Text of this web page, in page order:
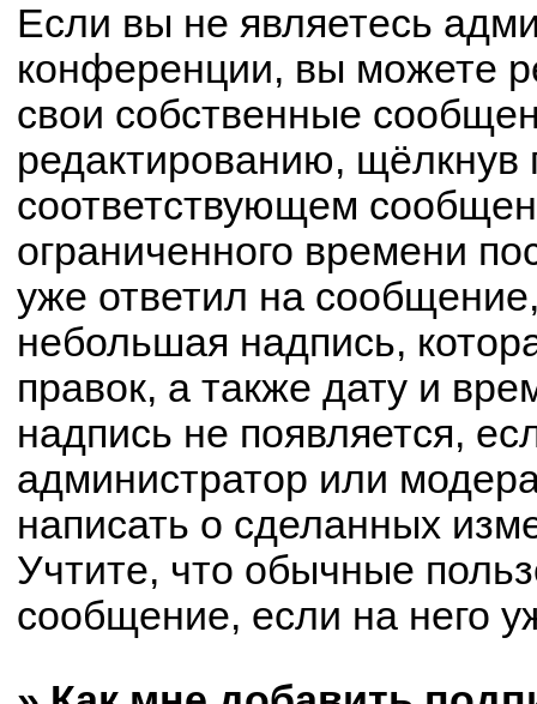
Если вы не являетесь
конференции, вы можете
свои собственные
редактированию, щёлкнув
соответствующем
ограниченного времени
уже ответил на
небольшая надпись,
правок, а также дату и
надпись не появляется,
администратор или
написать о сделанных
Учтите, что обычные
сообщение, если на него